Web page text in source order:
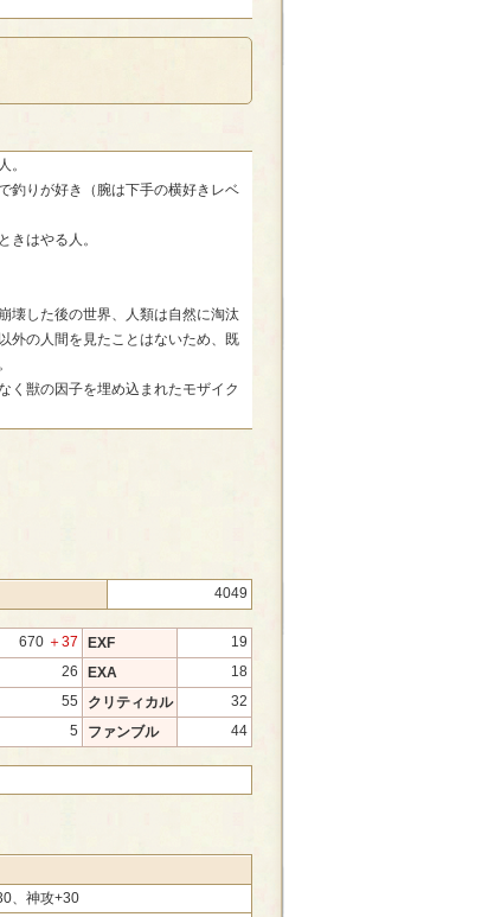
。
釣りが好き（腕は下手の横好きレベ
きはやる人。
壊した後の世界、人類は自然に淘汰
外の人間を見たことはないため、既
く獣の因子を埋め込まれたモザイク
4049
670 ＋37 EXF
19
26 EXA
18
55 クリティカル
32
5 ファンブル 44
、神攻+30